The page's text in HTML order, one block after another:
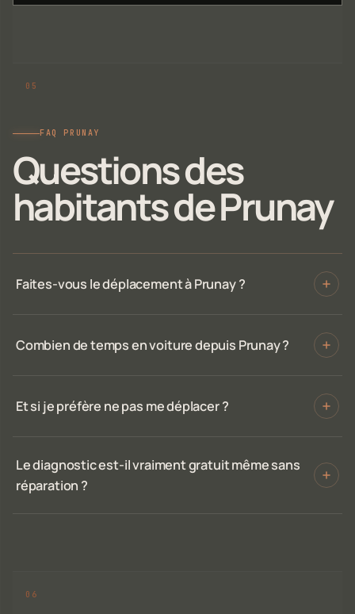
FAQ PRUNAY
Questions des
habitants de Prunay
Faites-vous le déplacement à Prunay ?
Combien de temps en voiture depuis Prunay ?
Et si je préfère ne pas me déplacer ?
Le diagnostic est-il vraiment gratuit même sans
réparation ?